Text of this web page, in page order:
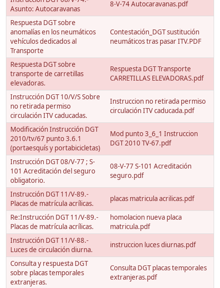
Asunto: Autocaravanas
8-V-74 Autocaravanas.pdf
Respuesta DGT sobre
anomalías en los neumáticos
vehículos dedicados al
Transporte
Contestación_DGT sustitución
neumáticos tras pasar ITV.PDF
Respuesta DGT sobre
transporte de carretillas
elevadoras.
Respuesta DGT Transporte
CARRETILLAS ELEVADORAS.pdf
Instrucción DGT 10/V/S Sobre
no retirada permiso
circulación ITV caducadas.
Instruccion no retirada permiso
circulación ITV caducada.pdf
Modificación Instrucción DGT
2010/tv/67 punto 3.6.1
(portaesquís y portabicicletas)
Mod punto 3_6_1 Instruccion
DGT 2010 TV-67.pdf
Instrucción DGT 08/V-77 ; S-
101 Acreditación del seguro
obligatorio.
08-V-77 S-101 Acreditación
seguro.pdf
Instrucción DGT 11/V-89.-
Placas de matrícula acrílicas.
placas matricula acrilicas.pdf
Re:Instrucción DGT 11/V-89.-
Placas de matrícula acrílicas.
homolacion nueva placa
matricula.pdf
Instrucción DGT 11/V-88.-
Luces de circulación diurna.
instruccion luces diurnas.pdf
Consulta y respuesta DGT
sobre placas temporales
extranjeras.
Consulta DGT placas temporales
extranjeras.pdf